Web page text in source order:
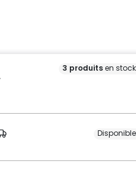
3 produitsen stock
Disponible